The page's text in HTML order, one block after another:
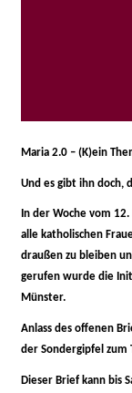
Maria 2.0 – (K)ein
Und es gibt ihn doch,
In der Woche vom
alle katholischen
draußen zu bleiben
gerufen wurde die
Münster.
Anlass des offenen
der Sondergipfel zum
Dieser Brief kann bis